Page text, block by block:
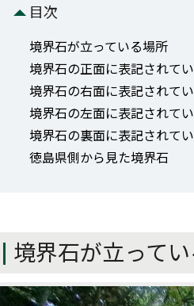
目次
境界石が立っている場所
境界石の正面に表記されて
境界石の右面に表記されて
境界石の左面に表記されて
境界石の裏面に表記されて
徳島県側から見た境界石
境界石が立って